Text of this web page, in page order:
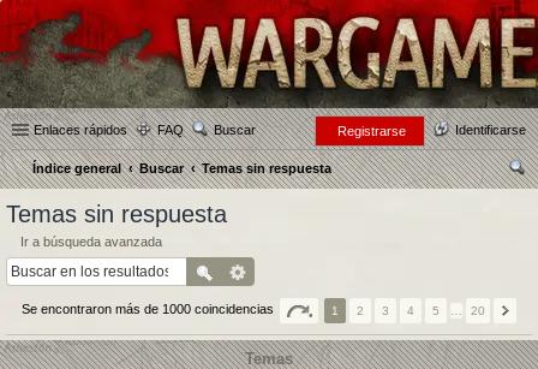
Enlaces rápidos FAQ Buscar Identificarse
Registrarse
Índice general Buscar
Temas sin respuesta
Temas sin respuesta
Ir a búsqueda avanzada
Se encontraron más de 1000 coincidencias 1 2 3 4 5 20
Temas